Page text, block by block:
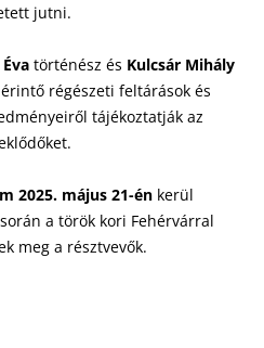
jutni.
történész és Kulcsár Mihály
régészeti feltárások és
tájékoztatják az
2025. május 21-énkerül
a török kori Fehérvárral
meg a résztvevők.